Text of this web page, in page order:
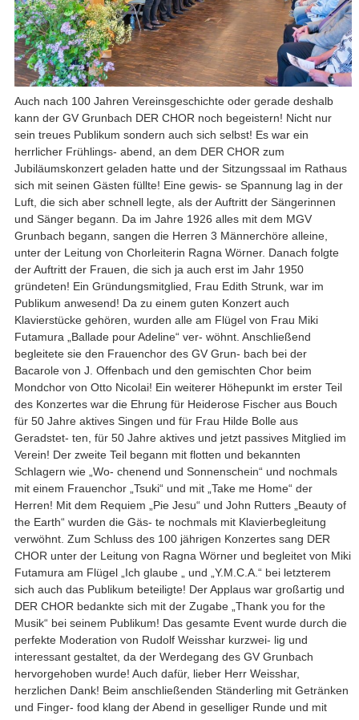
Auch nach 100 Jahren Vereinsgeschichte oder gerade deshalb
kann der GV Grunbach DER CHOR noch begeistern! Nicht nur
sein treues Publikum sondern auch sich selbst! Es war ein
herrlicher Frühlings- abend, an dem DER CHOR zum
Jubiläumskonzert geladen hatte und der Sitzungssaal im Rathaus
sich mit seinen Gästen füllte! Eine gewis- se Spannung lag in der
Luft, die sich aber schnell legte, als der Auftritt der Sängerinnen
und Sänger begann. Da im Jahre 1926 alles mit dem MGV
Grunbach begann, sangen die Herren 3 Männerchöre alleine,
unter der Leitung von Chorleiterin Ragna Wörner. Danach folgte
der Auftritt der Frauen, die sich ja auch erst im Jahr 1950
gründeten! Ein Gründungsmitglied, Frau Edith Strunk, war im
Publikum anwesend! Da zu einem guten Konzert auch
Klavierstücke gehören, wurden alle am Flügel von Frau Miki
Futamura „Ballade pour Adeline“ ver- wöhnt. Anschließend
begleitete sie den Frauenchor des GV Grun- bach bei der
Bacarole von J. Offenbach und den gemischten Chor beim
Mondchor von Otto Nicolai! Ein weiterer Höhepunkt im erster Teil
des Konzertes war die Ehrung für Heiderose Fischer aus Bouch
für 50 Jahre aktives Singen und für Frau Hilde Bolle aus
Geradstet- ten, für 50 Jahre aktives und jetzt passives Mitglied im
Verein! Der zweite Teil begann mit flotten und bekannten
Schlagern wie „Wo- chenend und Sonnenschein“ und nochmals
mit einem Frauenchor „Tsuki“ und mit „Take me Home“ der
Herren! Mit dem Requiem „Pie Jesu“ und John Rutters „Beauty of
the Earth“ wurden die Gäs- te nochmals mit Klavierbegleitung
verwöhnt. Zum Schluss des 100 jährigen Konzertes sang DER
CHOR unter der Leitung von Ragna Wörner und begleitet von Miki
Futamura am Flügel „Ich glaube „ und „Y.M.C.A.“ bei letzterem
sich auch das Publikum beteiligte! Der Applaus war großartig und
DER CHOR bedankte sich mit der Zugabe „Thank you for the
Musik“ bei seinem Publikum! Das gesamte Event wurde durch die
perfekte Moderation von Rudolf Weisshar kurzwei- lig und
interessant gestaltet, da der Werdegang des GV Grunbach
hervorgehoben wurde! Auch dafür, lieber Herr Weisshar,
herzlichen Dank! Beim anschließenden Ständerling mit Getränken
und Finger- food klang der Abend in geselliger Runde und mit